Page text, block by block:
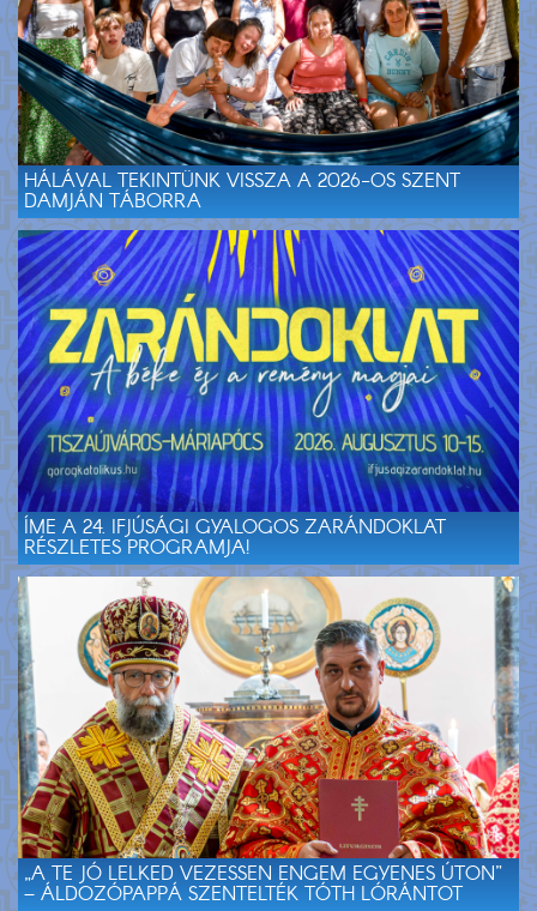
HÁLÁVAL TEKINTÜNK VISSZA A 2026-OS SZENT
DAMJÁN TÁBORRA
ÍME A 24. IFJÚSÁGI GYALOGOS ZARÁNDOKLAT
RÉSZLETES PROGRAMJA!
„A TE JÓ LELKED VEZESSEN ENGEM EGYENES ÚTON”
– ÁLDOZÓPAPPÁ SZENTELTÉK TÓTH LÓRÁNTOT